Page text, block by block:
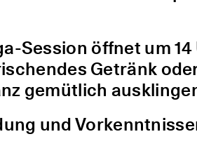
Session öffnet um
Getränk
gemütlich
und